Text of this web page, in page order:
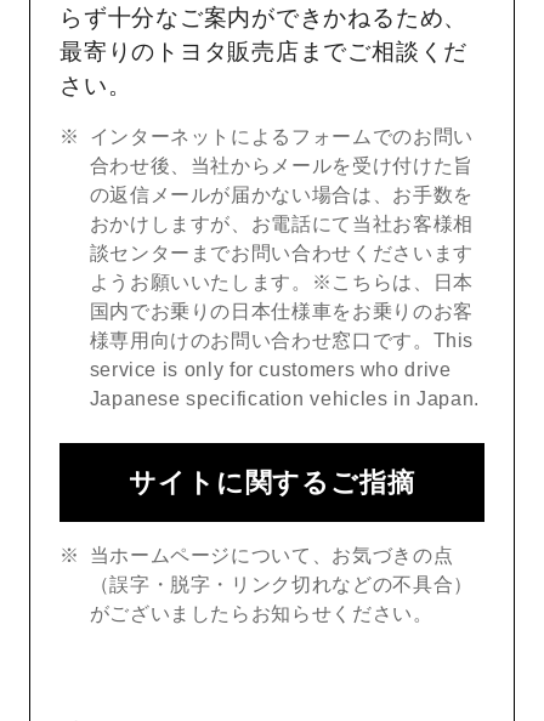
らず十分なご案内ができかねるため、
最寄りのトヨタ販売店までご相談くだ
さい。
インターネットによるフォームでのお問い
合わせ後、当社からメールを受け付けた旨
の返信メールが届かない場合は、お手数を
おかけしますが、お電話にて当社お客様相
談センターまでお問い合わせくださいます
ようお願いいたします。※こちらは、日本
国内でお乗りの日本仕様車をお乗りのお客
様専用向けのお問い合わせ窓口です。This
service is only for customers who drive
Japanese specification vehicles in Japan.
サイトに関するご指摘
当ホームページについて、お気づきの点
（誤字・脱字・リンク切れなどの不具合）
がございましたらお知らせください。